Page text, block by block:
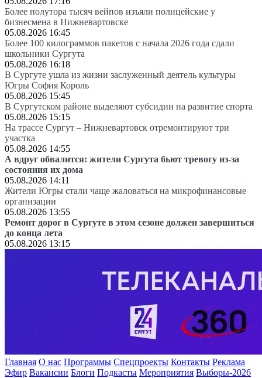
Более полутора тысяч вейпов изъяли полицейские у
бизнесмена в Нижневартовске
05.08.2026 16:45
Более 100 килограммов пакетов с начала 2026 года сдали
школьники Сургута
05.08.2026 16:18
В Сургуте ушла из жизни заслуженный деятель культуры
Югры София Король
05.08.2026 15:45
В Сургутском районе выделяют субсидии на развитие спорта
05.08.2026 15:15
На трассе Сургут – Нижневартовск отремонтируют три
участка
05.08.2026 14:55
А вдруг обвалится: жители Сургута бьют тревогу из-за
состояния их дома
05.08.2026 14:11
Жители Югры стали чаще жаловаться на микрофинансовые
организации
05.08.2026 13:55
Ремонт дорог в Сургуте в этом сезоне должен завершиться
до конца лета
05.08.2026 13:15
Главная О нас Программы Спецпроекты Контакты Реклама
Эфир Вакансии Блоги Подкасты Мероприятия Выборы-2026